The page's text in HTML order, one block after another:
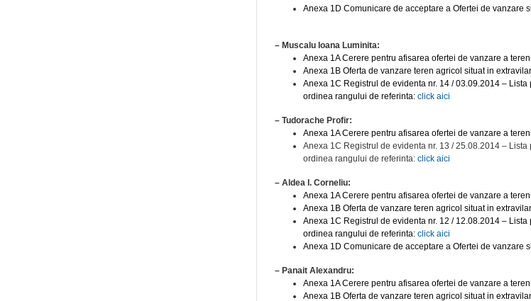
Anexa 1D Comunicare de acceptare a Ofertei de vanzare
– Muscalu Ioana Luminita:
Anexa 1A Cerere pentru afisarea ofertei de vanzare a
Anexa 1B Oferta de vanzare teren agricol situat in
Anexa 1C Registrul de evidenta nr. 14 / 03.09.2014 –
ordinea rangului de referinta: click aici
– Tudorache Profir:
Anexa 1A Cerere pentru afisarea ofertei de vanzare a
Anexa 1C Registrul de evidenta nr. 13 / 25.08.2014 –
ordinea rangului de referinta: click aici
– Aldea I. Corneliu:
Anexa 1A Cerere pentru afisarea ofertei de vanzare a
Anexa 1B Oferta de vanzare teren agricol situat in
Anexa 1C Registrul de evidenta nr. 12 / 12.08.2014 –
ordinea rangului de referinta: click aici
Anexa 1D Comunicare de acceptare a Ofertei de vanzare
– Panait Alexandru:
Anexa 1A Cerere pentru afisarea ofertei de vanzare a
Anexa 1B Oferta de vanzare teren agricol situat in